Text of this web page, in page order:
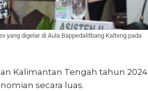
yang digelar di Aula Bappedalitbang Kalteng pada
Kalimantan Tengah tahun 2024
secara luas.